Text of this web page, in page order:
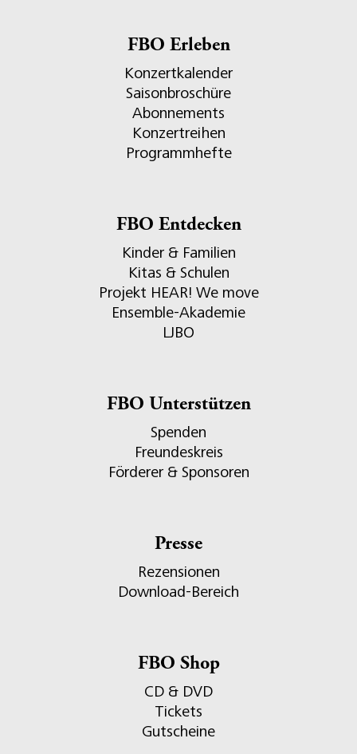
FBO Erleben
Konzertkalender
Saisonbroschüre
Abonnements
Konzertreihen
Programmhefte
FBO Entdecken
Kinder & Familien
Kitas & Schulen
Projekt HEAR! We move
Ensemble-Akademie
LJBO
FBO Unterstützen
Spenden
Freundeskreis
Förderer & Sponsoren
Presse
Rezensionen
Download-Bereich
FBO Shop
CD & DVD
Tickets
Gutscheine